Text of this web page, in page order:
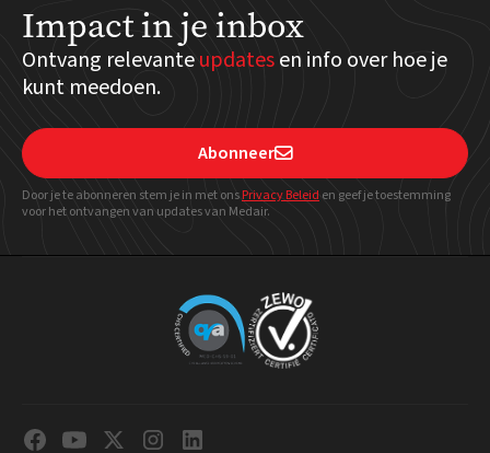
Impact in je inbox
Ontvang relevanteupdatesen info over hoe je
kunt meedoen.
Abonneer
Door je te abonneren stem je in met onsPrivacy Beleid en geefje toestemming
voor het ontvangen van updates van Medair.